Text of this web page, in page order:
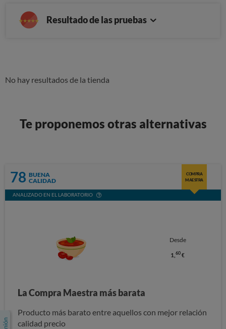
Resultado de las pruebas
No hay resultados de la tienda
Te proponemos otras alternativas
78 BUENA
CALIDAD
COMPRA
MAESTRA
ANALIZADO EN EL LABORATORIO
Desde
1,60 €
La Compra Maestra más barata
Producto más barato entre aquellos con mejor relación
calidad precio